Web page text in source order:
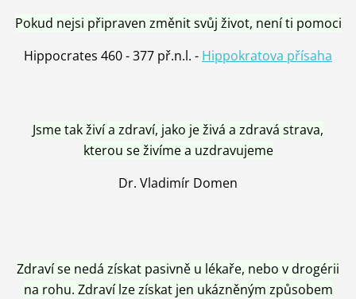
Pokud nejsi připraven změnit svůj život, není ti pomoci
Hippocrates 460 - 377 př.n.l. - Hippokratova přísaha
Jsme tak živí a zdraví, jako je živá a zdravá strava,
kterou se živíme a uzdravujeme
Dr. Vladimír Domen
Zdraví se nedá získat pasivně u lékaře, nebo v drogérii
na rohu. Zdraví lze získat jen ukázněným způsobem